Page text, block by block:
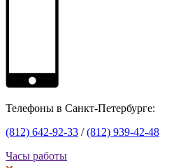
Телефоны в Санкт-Петербурге:
(812) 642-92-33 /(812) 939-42-48
Часы работы